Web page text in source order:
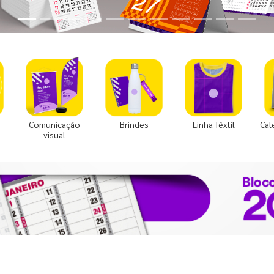
Comunicação
visual
Brindes Linha Têxtil